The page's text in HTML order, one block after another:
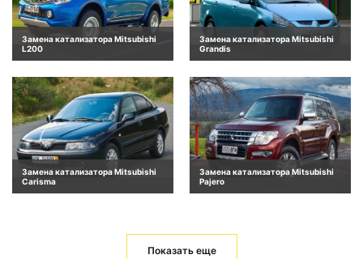
Замена катализатора Mitsubishi
L200
Замена катализатора Mitsubishi
Grandis
Замена катализатора Mitsubishi
Carisma
Замена катализатора Mitsubishi
Pajero
Показать еще